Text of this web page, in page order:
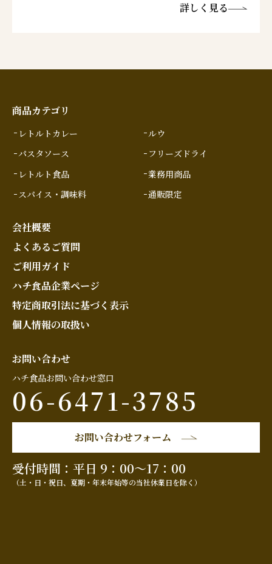
詳しく見る
商品カテゴリ
レトルトカレー
パスタソース
レトルト食品
スパイス・調味料
ルウ
フリーズドライ
業務用商品
通販限定
会社概要
よくあるご質問
ご利用ガイド
ハチ食品企業ページ
特定商取引法に基づく表示
個人情報の取扱い
お問い合わせ
ハチ食品お問い合わせ窓口
06-6471-3785
お問い合わせフォーム
受付時間：平日 9：00～17：00
（土・日・祝日、夏期・年末年始等の当社休業日を除く）